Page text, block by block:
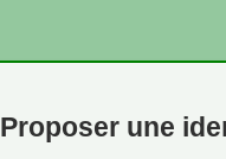
Proposer une